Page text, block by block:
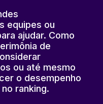
equipes ou
ajudar. Como
de
ou até mesmo
o desempenho
ranking.